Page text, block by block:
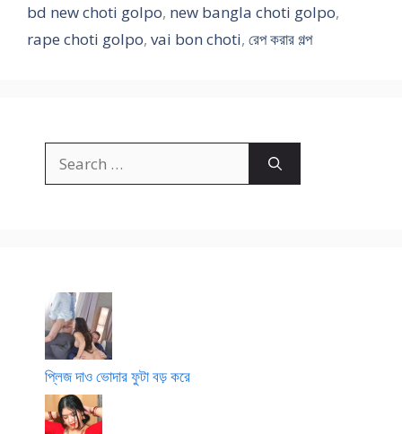
bd new choti golpo, new bangla choti golpo,
rape choti golpo, vai bon choti, রেপ করার গল্প
for:
প্লিজ দাও ভোদার ফুটা বড় করে